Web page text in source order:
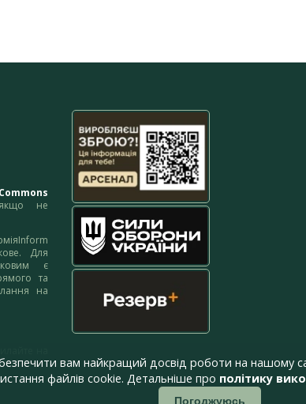
не
Для
є
та
на
вам найкращий досвід роботи на нашому
файлів cookie. Детальніше про політику
Погоджуюсь